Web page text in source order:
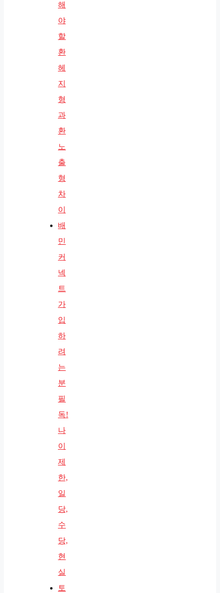
해
야
할
환
헤
지
형
과
환
노
출
형
차
이
배
민
커
넥
트
가
입
하
려
는
분
필
독!
나
이
제
한,
일
당,
수
당,
현
실
토